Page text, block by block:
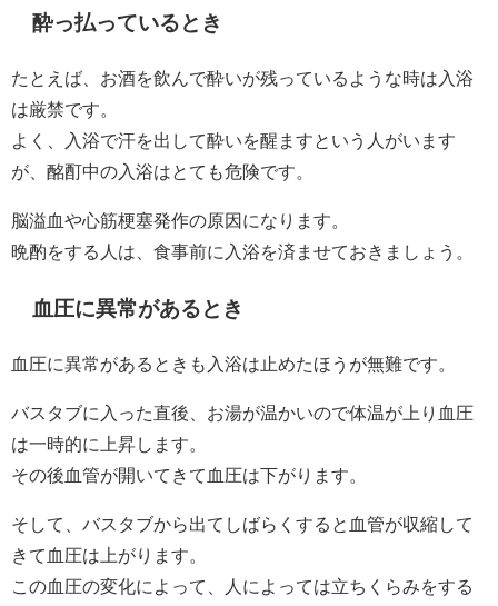
酔っ払っているとき
たとえば、お酒を飲んで酔いが残っているような時は入浴
は厳禁です。
よく、入浴で汗を出して酔いを醒ますという人がいます
が、酩酊中の入浴はとても危険です。
脳溢血や心筋梗塞発作の原因になります。
晩酌をする人は、食事前に入浴を済ませておきましょう。
血圧に異常があるとき
血圧に異常があるときも入浴は止めたほうが無難です。
バスタブに入った直後、お湯が温かいので体温が上り血圧
は一時的に上昇します。
その後血管が開いてきて血圧は下がります。
そして、バスタブから出てしばらくすると血管が収縮して
きて血圧は上がります。
この血圧の変化によって、人によっては立ちくらみをする